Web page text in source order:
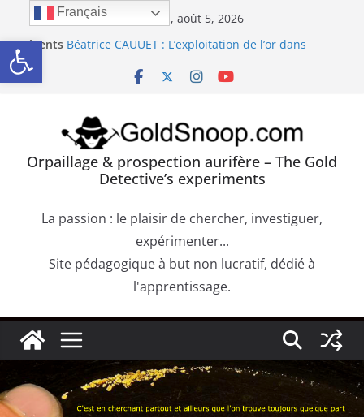
Ouvrir la barre d’outils
Passer
contenu
mercredi, août 5, 2026
Récents
:
Orpaillage : chercher de l’or dans les dépôts sur le
bedrock
l’Europe Antique (Hispania, Gallia, Dacia)
aurifère ?
Trouver de l’or sur les failles du bedrock dans les
dépôts aurifères et les moquettes de racines
Orpaillage : chercher de l’or dans les alluvions
Orpaillage & prospection aurifère – The Gold
Detective’s experiments
La passion : le plaisir de chercher, investiguer,
expérimenter...
Site pédagogique à but non lucratif, dédié à
l'apprentissage.
Français